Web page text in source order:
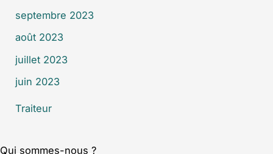
septembre 2023
août 2023
juillet 2023
juin 2023
Traiteur
Qui sommes-nous ?